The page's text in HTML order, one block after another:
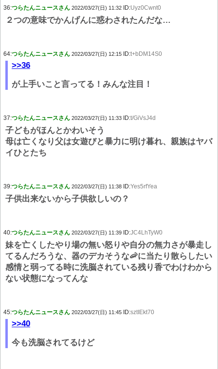
36:つらたんニュースさん 2022/03/27(日) 11:32 ID:Uyz0Cwnt0
２つの意味でかんげんに惑わされたんだな…
64:つらたんニュースさん 2022/03/27(日) 12:15 ID:t+bDM14S0
>>36
が上手いこと言ってる！みんな注目！
37:つらたんニュースさん 2022/03/27(日) 11:33 ID:t/GiVsJ4d
子どもがほんとかわいそう
母は亡くなり父は女遊びと暴力に明け暮れ、親族はヤバ
イひとたち
39:つらたんニュースさん 2022/03/27(日) 11:38 ID:Yes5rfYea
子供出来ないから子供欲しいの？
40:つらたんニュースさん 2022/03/27(日) 11:39 ID:JC4LhTyW0
妹を亡くしたやり場の無い怒りや自分の無力さが暴走し
てるんだろうな、器のデカそうな🦐に当たり散らしたい
感情と弱ってる時に洗脳されている残り香でわけわから
ない状態になってんな
45:つらたんニュースさん 2022/03/27(日) 11:45 ID:sztIEkt70
>>40
今も洗脳されてるけど